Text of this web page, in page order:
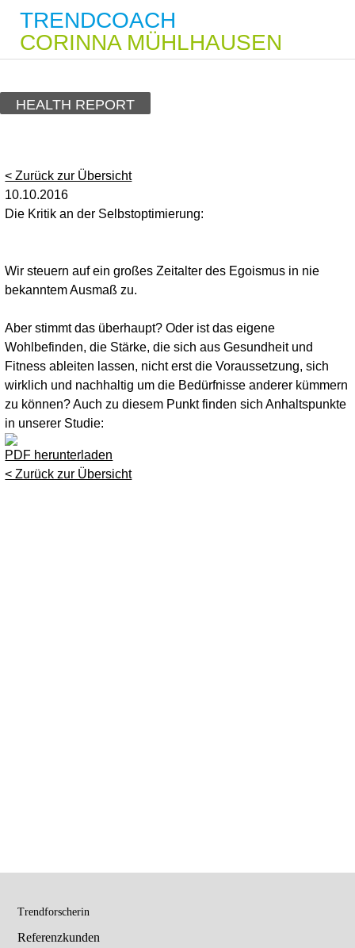
TRENDCOACH
CORINNA MÜHLHAUSEN
HEALTH REPORT
< Zurück zur Übersicht
10.10.2016
Die Kritik an der Selbstoptimierung:
Wir steuern auf ein großes Zeitalter des Egoismus in nie
bekanntem Ausmaß zu.
Aber stimmt das überhaupt? Oder ist das eigene
Wohlbefinden, die Stärke, die sich aus Gesundheit und
Fitness ableiten lassen, nicht erst die Voraussetzung, sich
wirklich und nachhaltig um die Bedürfnisse anderer kümmern
zu können? Auch zu diesem Punkt finden sich Anhaltspunkte
in unserer Studie:
PDF herunterladen
< Zurück zur Übersicht
Trendforscherin
Referenzkunden